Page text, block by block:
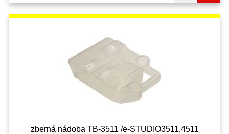
zberná nádoba TB-3511 /e-STUDIO3511,4511